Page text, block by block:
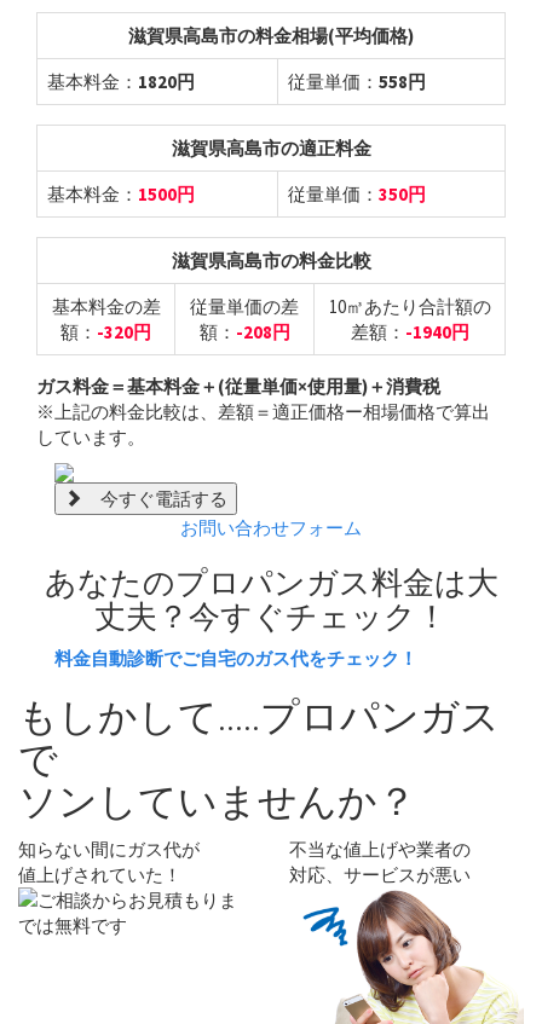
滋賀県高島市の料金相場(平均価格)
基本料金： 1820円 従量単価： 558円
滋賀県高島市の適正料金
基本料金： 1500円 従量単価： 350円
滋賀県高島市の料金比較
基本料金の差
額： -320円
従量単価の差
額： -208円
10㎥あたり合計額の
差額： -1940円
ガス料金＝基本料金＋(従量単価×使用量)＋消費税
※上記の料金比較は、差額＝適正価格ー相場価格で算出
しています。
今すぐ電話する
お問い合わせフォーム
あなたのプロパンガス料金は大
丈夫？ 今すぐチェック！
料金自動診断でご自宅のガス代をチェック！
もしかして.....プロパンガス
で
ソン していませんか？
知らない間にガス代が
値上げされていた！
不当な値上げや業者の
対応、サービスが悪い